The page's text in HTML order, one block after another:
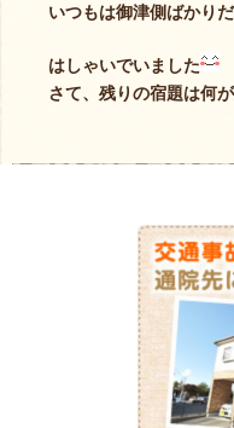
いつもは御津側ばかり
はしゃいでいました
さて、残りの宿題は何